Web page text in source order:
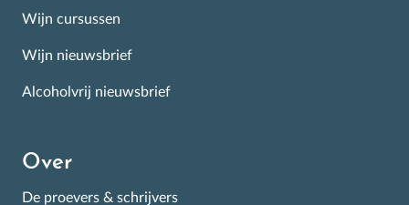
Wijn cursussen
Wijn nieuwsbrief
Alcoholvrij nieuwsbrief
Over
De proevers & schrijvers